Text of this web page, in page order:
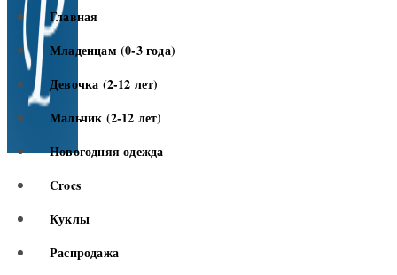
Главная
Младенцам (0-3 года)
Девочка (2-12 лет)
Мальчик (2-12 лет)
Новогодняя одежда
Crocs
Куклы
Распродажа